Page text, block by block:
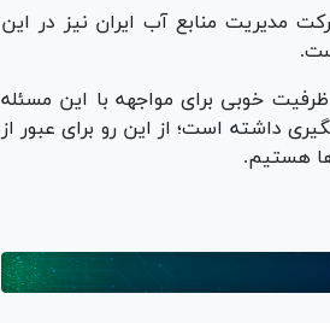
مدیریت منابع آب ایران نیز در این
خوبی برای مواجهه با این مسئله
داشته است؛ از این رو برای عبور از
هستیم.